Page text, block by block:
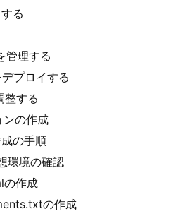
る
管理する
プロイする
整する
の作成
の手順
環境の確認
作成
の作成